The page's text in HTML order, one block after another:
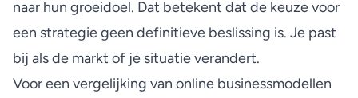
naar hun groeidoel. Dat betekent dat de keuze voor
een strategie geen definitieve beslissing is. Je past
bij als de markt of je situatie verandert.
Voor een vergelijking van online businessmodellen